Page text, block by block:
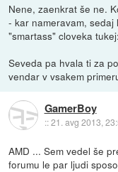
Nene, zaenkrat še ne.
- kar nameravam,
"smartass" cloveka
Seveda pa hvala ti za
vendar v vsakem
GamerBoy
::21. avg 2013,
AMD ... Sem vedel še
forumu le par ljudi